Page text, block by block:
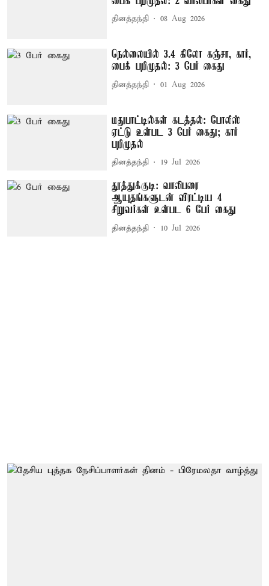
தினத்தந்தி 08 Aug 2026
நெல்லையில் 3.4 கிலோ கஞ்சா, கார்,
பைக் பறிமுதல்: 3 பேர் கைது
தினத்தந்தி 01 Aug 2026
மதுபாட்டில்கள் கடத்தல்: போலீஸ்
ஏட்டு உள்பட 3 பேர் கைது; கார்
பறிமுதல்
தினத்தந்தி 19 Jul 2026
தூத்துக்குடி: வாலிபரை
ஆயுதங்களுடன் விரட்டிய 4
சிறுவர்கள் உள்பட 6 பேர் கைது
தினத்தந்தி 10 Jul 2026